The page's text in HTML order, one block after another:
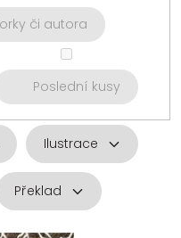
či autora
Poslední kusy
Ilustrace
Překlad